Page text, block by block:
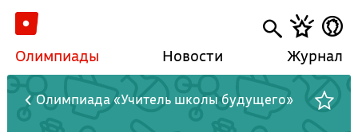
Олимпиады Новости Журнал
Олимпиада «Учитель школы будущего»